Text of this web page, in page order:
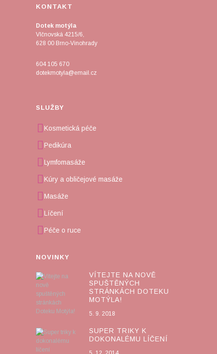
KONTAKT
Dotek motýla
Vlčnovská 4215/6,
628 00 Brno-Vinohrady
604 105 670
dotekmotyla@email.cz
SLUŽBY
Kosmetická péče
Pedikúra
Lymfomasáže
Kúry a obličejové masáže
Masáže
Líčení
Péče o ruce
NOVINKY
VÍTEJTE NA NOVĚ
SPUŠTĚNÝCH
STRÁNKÁCH DOTEKU
MOTÝLA!
5. 9. 2018
SUPER TRIKY K
DOKONALÉMU LÍČENÍ